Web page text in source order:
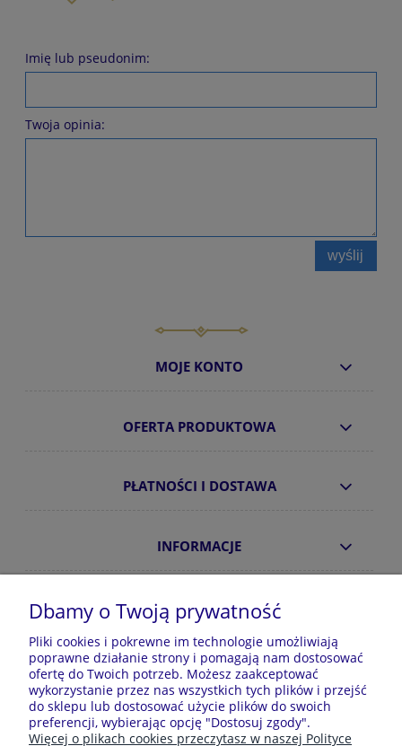
Imię lub pseudonim:
Twoja opinia:
wyślij
MOJE KONTO
OFERTA PRODUKTOWA
PŁATNOŚCI I DOSTAWA
INFORMACJE
O NAS
Sklep z piżamami Kraina Piżam | Plac Zwycięstwa 7, 28-
100 Busko-Zdrój | E-mail: krainapizam@gmail.com | Tel.
602 809 945 | NIP: 6551814701 | REGON: 528344498
Dbamy o Twoją prywatność
Pliki cookies i pokrewne im technologie umożliwiają
poprawne działanie strony i pomagają nam dostosować
ofertę do Twoich potrzeb. Możesz zaakceptować
wykorzystanie przez nas wszystkich tych plików i przejść
do sklepu lub dostosować użycie plików do swoich
preferencji, wybierając opcję "Dostosuj zgody".
Więcej o plikach cookies przeczytasz w naszej Polityce